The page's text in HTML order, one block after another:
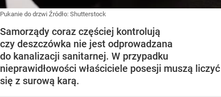
Pukanie do drzwi Źródło: Shutterstock
Samorządy coraz częściej kontrolują
czy deszczówka nie jest odprowadzana
do kanalizacji sanitarnej. W przypadku
nieprawidłowości właściciele posesji muszą liczyć
się z surową karą.